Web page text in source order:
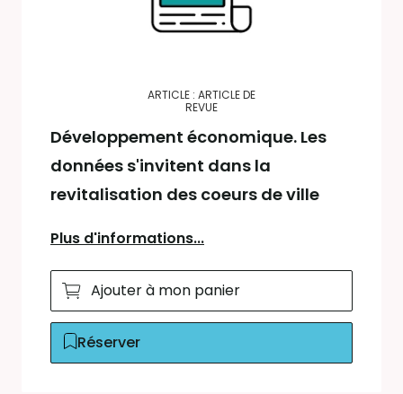
ARTICLE : ARTICLE DE
REVUE
Développement économique. Les
données s'invitent dans la
revitalisation des coeurs de ville
Plus d'informations...
Ajouter à mon panier
Réserver